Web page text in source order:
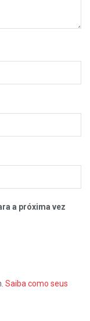
a próxima vez
Saiba como seus